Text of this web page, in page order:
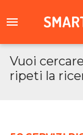
Vuoi
ripeti la